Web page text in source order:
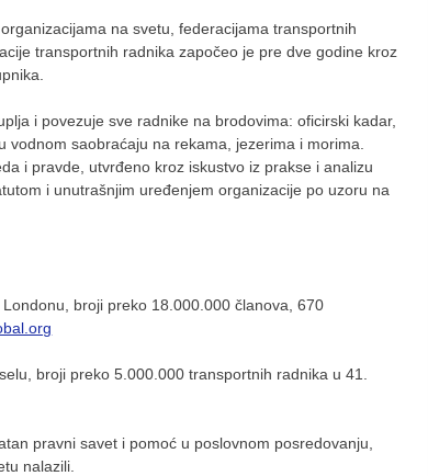
na svetu, federacijama transportnih
transportnih radnika započeo je pre dve godine kroz
i povezuje sve radnike na brodovima: oficirski kadar,
saobraćaju na rekama, jezerima i morima.
i pravde, utvrđeno kroz iskustvo iz prakse i analizu
i unutrašnjim uređenjem organizacije po uzoru na
broji preko 18.000.000 članova, 670
broji preko 5.000.000 transportnih radnika u 41.
pravni savet i pomoć u poslovnom posredovanju,
nalazili.